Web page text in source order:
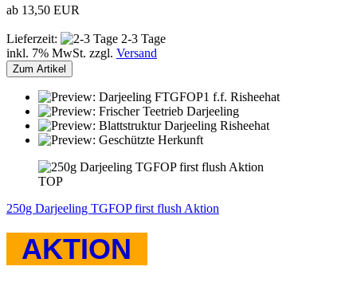
ab 13,50 EUR
Lieferzeit:
2-3 Tage
inkl. 7% MwSt. zzgl. Versand
Zum Artikel
TOP
250g Darjeeling TGFOP first flush Aktion
AKTION